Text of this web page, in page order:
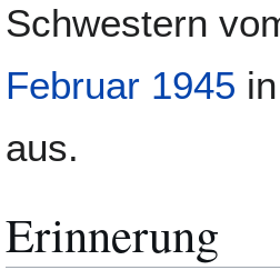
Schwestern
Februar 1945
aus.
Erinnerung